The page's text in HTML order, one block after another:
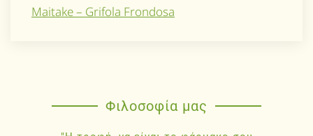
Maitake – Grifola Frondosa
Φιλοσοφία μας